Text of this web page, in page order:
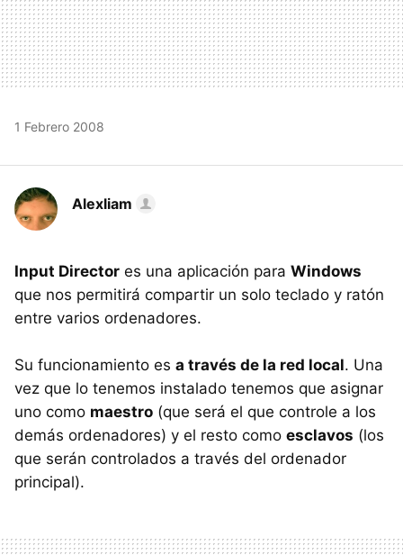
1 Febrero 2008
Alexliam
Input Director es una aplicación para Windows
que nos permitirá compartir un solo teclado y ratón
entre varios ordenadores.
Su funcionamiento es a través de la red local. Una
vez que lo tenemos instalado tenemos que asignar
uno como maestro (que será el que controle a los
demás ordenadores) y el resto como esclavos (los
que serán controlados a través del ordenador
principal).